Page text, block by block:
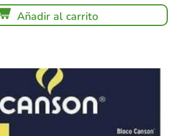
Añadir al carrito